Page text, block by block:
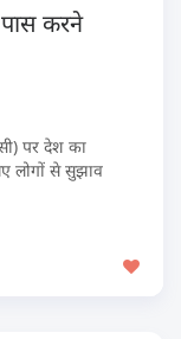
करने
पर देश का
लोगों से सुझाव